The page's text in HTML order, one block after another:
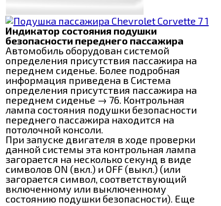
Индикатор состояния подушки
безопасности переднего пассажира
Автомобиль оборудован системой
определения присутствия пассажира на
переднем сиденье. Более подробная
информация приведена в Система
определения присутствия пассажира на
переднем сиденье → 76. Контрольная
лампа состояния подушки безопасности
переднего пассажира находится на
потолочной консоли.
При запуске двигателя в ходе проверки
данной системы эта контрольная лампа
загорается на несколько секунд в виде
символов ON (вкл.) и OFF (выкл.) (или
загорается символ, соответствующий
включенному или выключенному
состоянию подушки безопасности). Еще